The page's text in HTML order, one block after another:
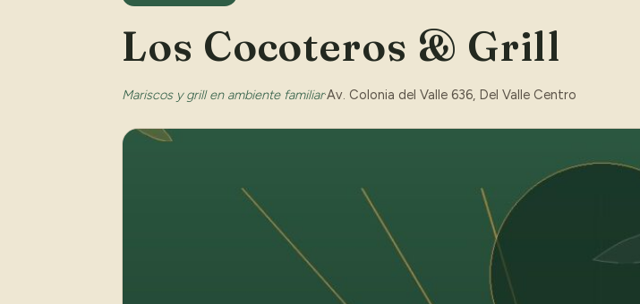
Los Cocoteros & Grill
Mariscos y grill en ambiente familiar·Av. Colonia del Valle 636, Del Valle Centro